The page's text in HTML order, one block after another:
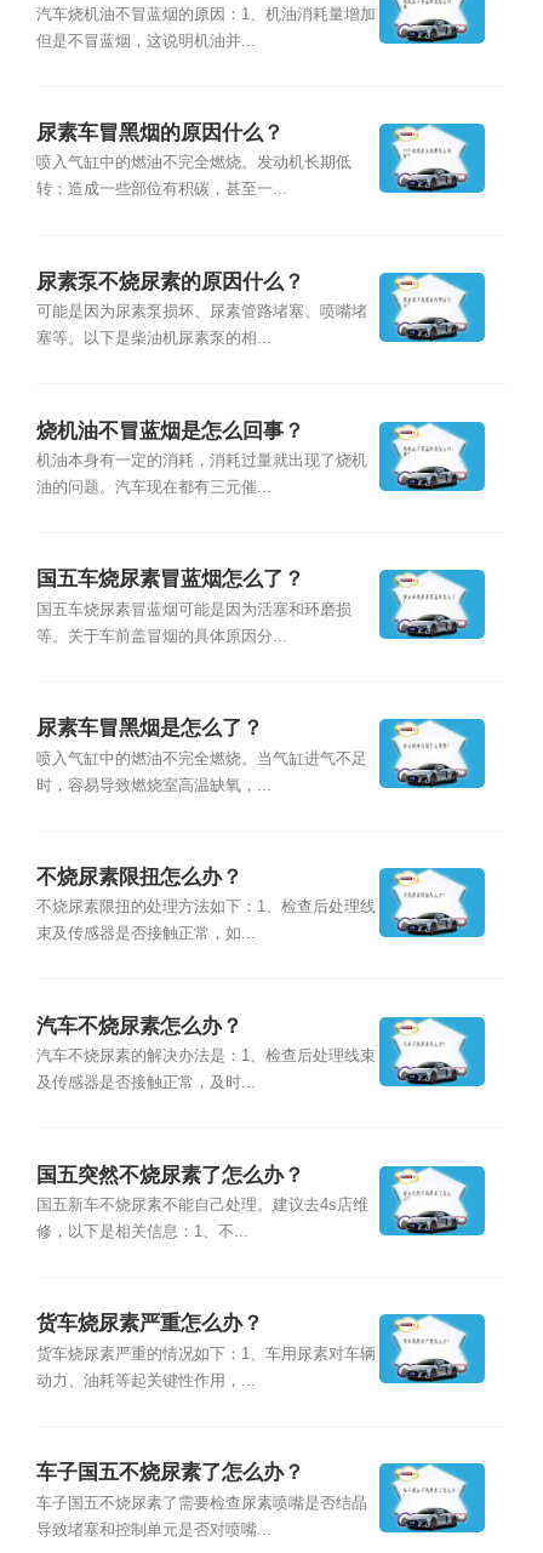
汽车烧机油不冒蓝烟的原因：1、机油消耗量增加
但是不冒蓝烟，这说明机油并...
尿素车冒黑烟的原因什么？
喷入气缸中的燃油不完全燃烧。发动机长期低
转：造成一些部位有积碳，甚至一...
尿素泵不烧尿素的原因什么？
可能是因为尿素泵损坏、尿素管路堵塞、喷嘴堵
塞等。以下是柴油机尿素泵的相...
烧机油不冒蓝烟是怎么回事？
机油本身有一定的消耗，消耗过量就出现了烧机
油的问题。汽车现在都有三元催...
国五车烧尿素冒蓝烟怎么了？
国五车烧尿素冒蓝烟可能是因为活塞和环磨损
等。关于车前盖冒烟的具体原因分...
尿素车冒黑烟是怎么了？
喷入气缸中的燃油不完全燃烧。当气缸进气不足
时，容易导致燃烧室高温缺氧，...
不烧尿素限扭怎么办？
不烧尿素限扭的处理方法如下：1、检查后处理线
束及传感器是否接触正常，如...
汽车不烧尿素怎么办？
汽车不烧尿素的解决办法是：1、检查后处理线束
及传感器是否接触正常，及时...
国五突然不烧尿素了怎么办？
国五新车不烧尿素不能自己处理。建议去4s店维
修，以下是相关信息：1、不...
货车烧尿素严重怎么办？
货车烧尿素严重的情况如下：1、车用尿素对车辆
动力、油耗等起关键性作用，...
车子国五不烧尿素了怎么办？
车子国五不烧尿素了需要检查尿素喷嘴是否结晶
导致堵塞和控制单元是否对喷嘴...